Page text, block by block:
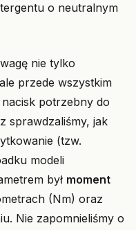
o neutralnym
nie tylko
przede wszystkim
potrzebny do
sprawdzaliśmy, jak
(tzw.
modeli
był moment
(Nm) oraz
Nie zapomnieliśmy o